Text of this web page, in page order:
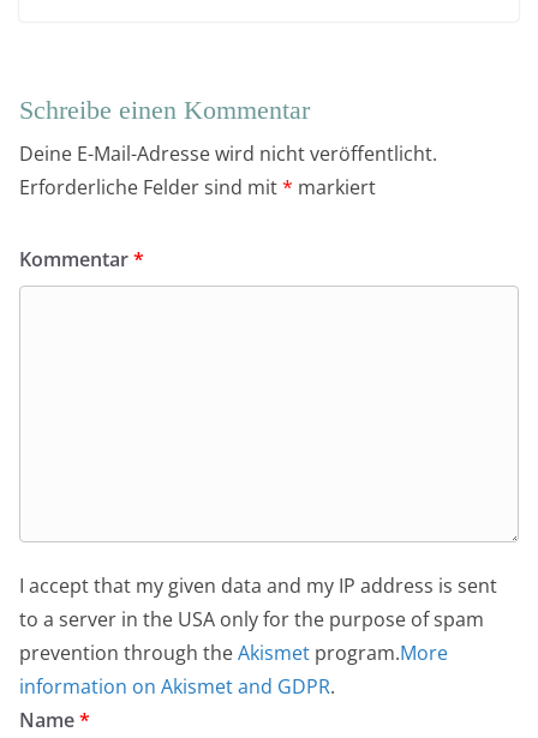
Schreibe einen Kommentar
Deine E-Mail-Adresse wird nicht veröffentlicht.
Erforderliche Felder sind mit* markiert
Kommentar*
I accept that my given data and my IP address is sent
to a server in the USA only for the purpose of spam
prevention through theAkismet program.More
information on Akismet and GDPR.
Name*